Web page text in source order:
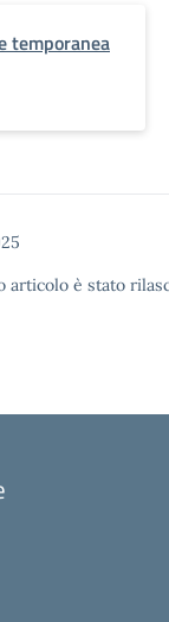
temporanea
articolo è stato